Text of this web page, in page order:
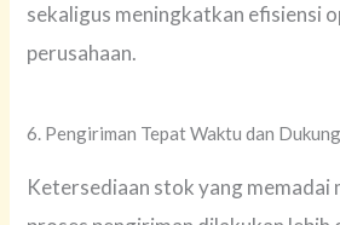
sekaligus meningkatkan efisiensi
perusahaan.
6. Pengiriman Tepat Waktu dan
Ketersediaan stok yang memadai